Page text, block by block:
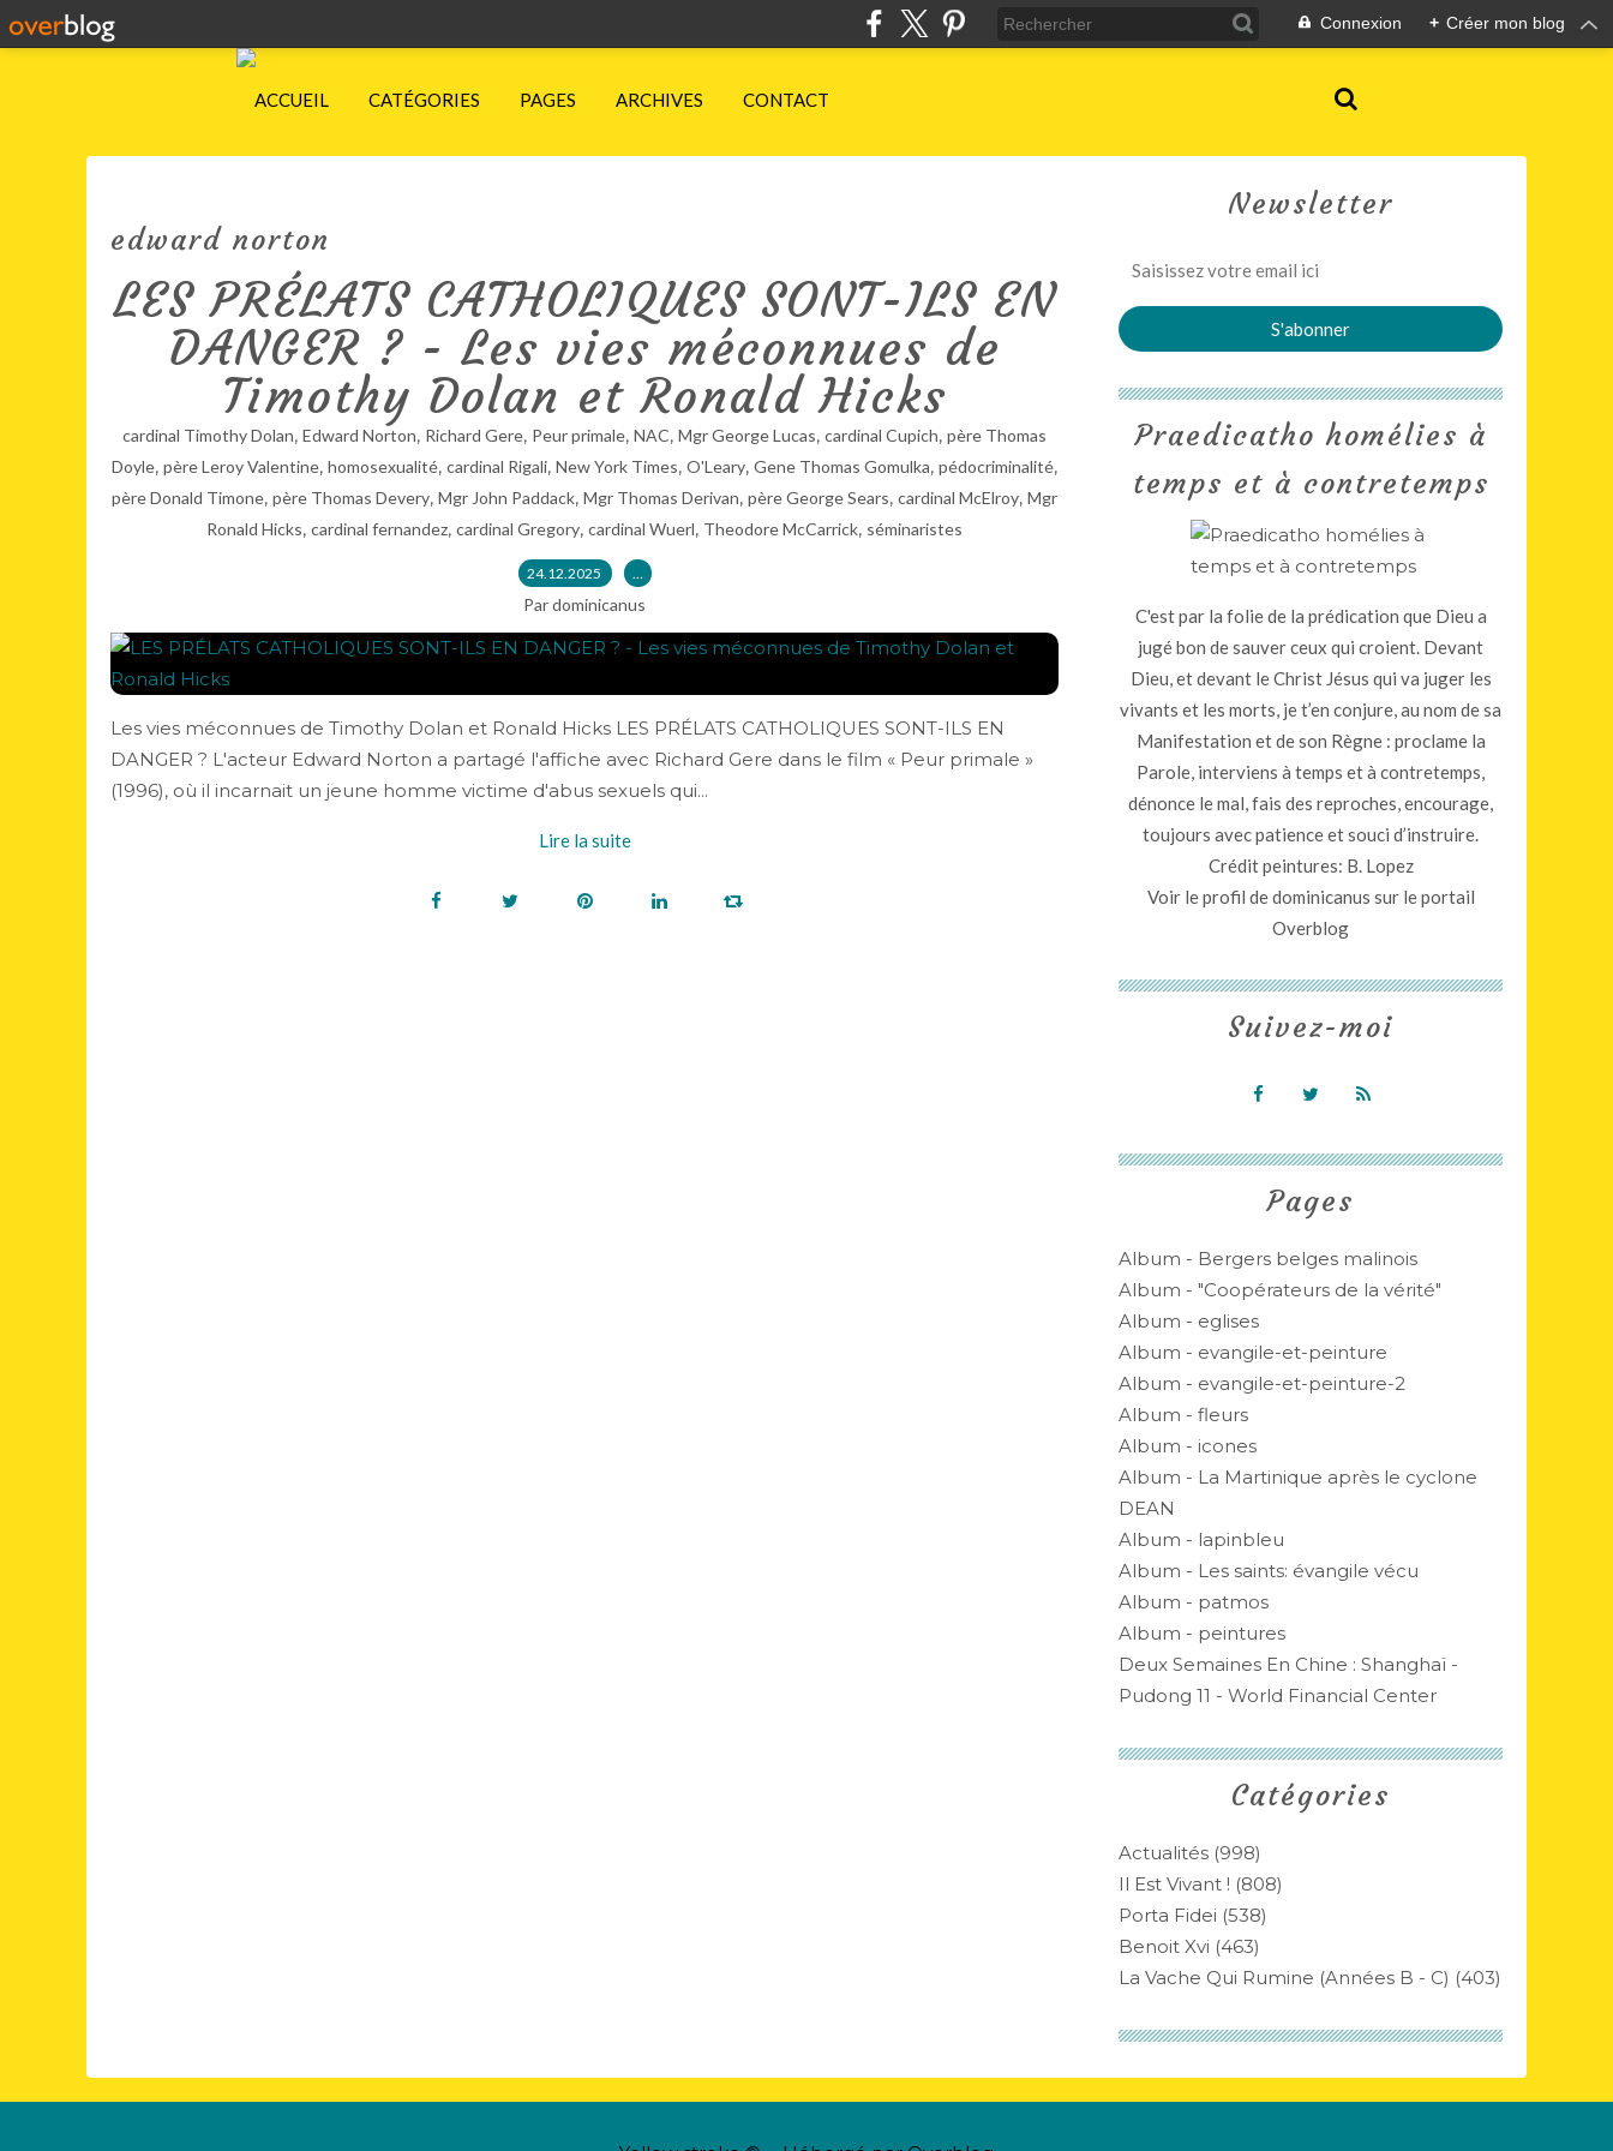
Connexion + Créer mon blog
ACCUEIL CATÉGORIES PAGES ARCHIVES CONTACT
edward norton
LES PRÉLATS CATHOLIQUES SONT-ILS EN
DANGER ? - Les vies méconnues de
Timothy Dolan et Ronald Hicks
cardinal Timothy Dolan, Edward Norton, Richard Gere, Peur primale, NAC, Mgr George Lucas, cardinal Cupich, père Thomas
Doyle, père Leroy Valentine, homosexualité, cardinal Rigali, New York Times, O'Leary, Gene Thomas Gomulka, pédocriminalité,
père Donald Timone, père Thomas Devery, Mgr John Paddack, Mgr Thomas Derivan, père George Sears, cardinal McElroy, Mgr
Ronald Hicks, cardinal fernandez, cardinal Gregory, cardinal Wuerl, Theodore McCarrick, séminaristes
24.12.2025 …
Par dominicanus
Les vies méconnues de Timothy Dolan et Ronald Hicks LES PRÉLATS CATHOLIQUES SONT-ILS EN
DANGER ? L'acteur Edward Norton a partagé l'affiche avec Richard Gere dans le film « Peur primale »
(1996), où il incarnait un jeune homme victime d'abus sexuels qui...
Lire la suite
Newsletter
Catégories
Actualités (998)
Il Est Vivant ! (808)
Porta Fidei (538)
Benoit Xvi (463)
La Vache Qui Rumine (années B - C) (403)
Pages
Album - Bergers belges malinois
Album - "Coopérateurs de la vérité"
Album - eglises
Album - evangile-et-peinture
Album - evangile-et-peinture-2
Album - fleurs
Album - icones
Album - La Martinique après le cyclone
DEAN
Album - lapinbleu
Album - Les saints: évangile vécu
Album - patmos
Album - peintures
Deux Semaines En Chine : Shanghaï -
Pudong 11 - World Financial Center
Praedicatho homélies à
temps et à contretemps
C'est par la folie de la prédication que Dieu a
jugé bon de sauver ceux qui croient. Devant
Dieu, et devant le Christ Jésus qui va juger les
vivants et les morts, je t’en conjure, au nom de sa
Manifestation et de son Règne : proclame la
Parole, interviens à temps et à contretemps,
dénonce le mal, fais des reproches, encourage,
toujours avec patience et souci d’instruire.
Crédit peintures: B. Lopez
Voir le profil dedominicanus sur le portail
Overblog
Suivez-moi